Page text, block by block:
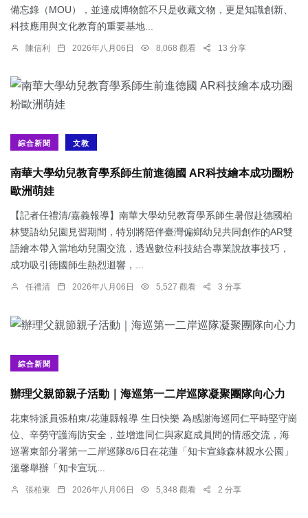
備忘錄（MOU），並達成博物館不只是收藏文物，更是知識創新、
科技應用與文化教育的重要基地...
陳信利 2026年八月06日 8,068 觀看 13 分享
綜合新聞 文教
南華大學幼兒教育學系師生前進德國 AR科技繪本成功圈粉
歐洲萌娃
【記者任禮清/嘉義報導】南華大學幼兒教育學系師生暑假赴德國柏
林雙語幼兒園見習期間，特別將陪伴臺灣偏鄉幼兒共同創作的AR雙
語繪本帶入當地幼兒園交流，透過數位科技結合專業說故事技巧，
成功吸引德國師生熱烈迴響，...
任禮清 2026年八月06日 5,527 觀看 3 分享
綜合新聞
辦理父親節親子活動｜海巡第一二岸巡隊凝聚團隊向心力
花東特派員張柏東/花蓮縣報導 生日快樂 為感謝海巡同仁平時堅守崗
位、辛勞守護海防安全，並增進同仁與家庭成員間的情感交流，海
巡署東部分署第一二岸巡隊8/6日在花蓮「知卡宣綠森林親水公園」
溫馨舉辦「知卡宣玩...
張柏東 2026年八月06日 5,348 觀看 2 分享